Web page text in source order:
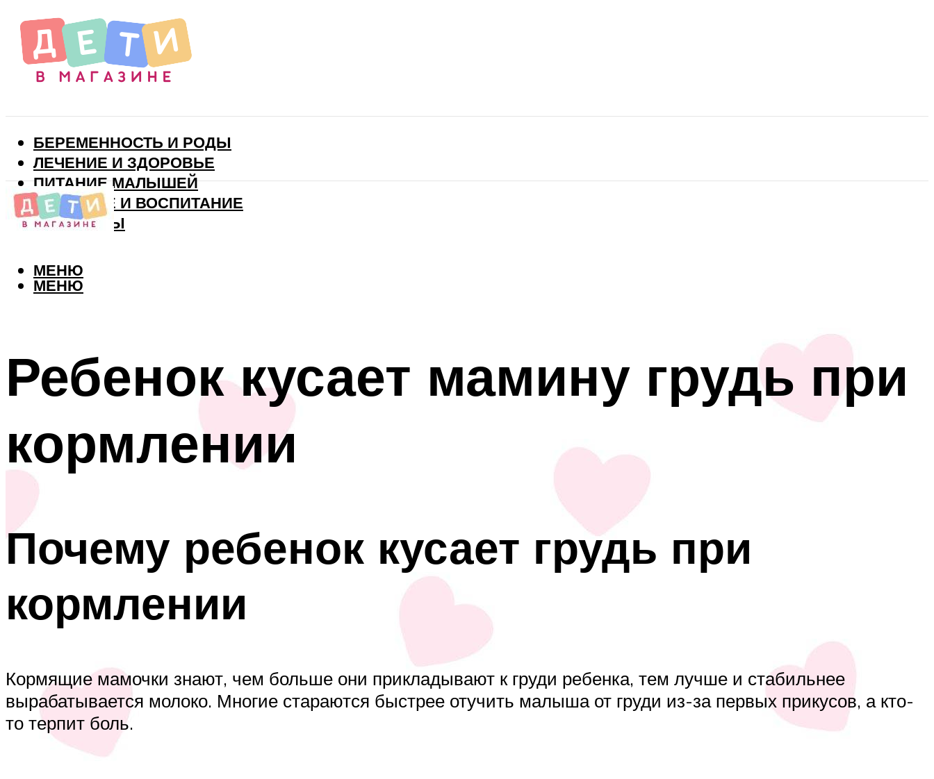
БЕРЕМЕННОСТЬ И РОДЫ
ЛЕЧЕНИЕ И ЗДОРОВЬЕ
ПИТАНИЕ МАЛЫШЕЙ
РАЗВИТИЕ И ВОСПИТАНИЕ
ВИТАМИНЫ
МЕНЮ
МЕНЮ
Ребенок кусает мамину грудь при
кормлении
Почему ребенок кусает грудь при
кормлении
Кормящие мамочки знают, чем больше они прикладывают к груди ребенка, тем лучше и стабильнее
вырабатывается молоко. Многие стараются быстрее отучить малыша от груди из-за первых прикусов, а кто-
то терпит боль.